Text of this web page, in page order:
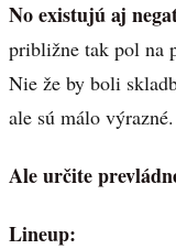
No existujú aj
približne tak pol na
Nie že by boli
ale sú málo výrazné.
Ale určite
Lineup: